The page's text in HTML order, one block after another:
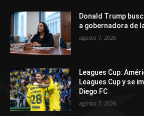
Donald Trump
a gobernadora de
agosto 7, 2026
Leagues Cup:
Leagues Cup y se
Diego FC
agosto 7, 2026